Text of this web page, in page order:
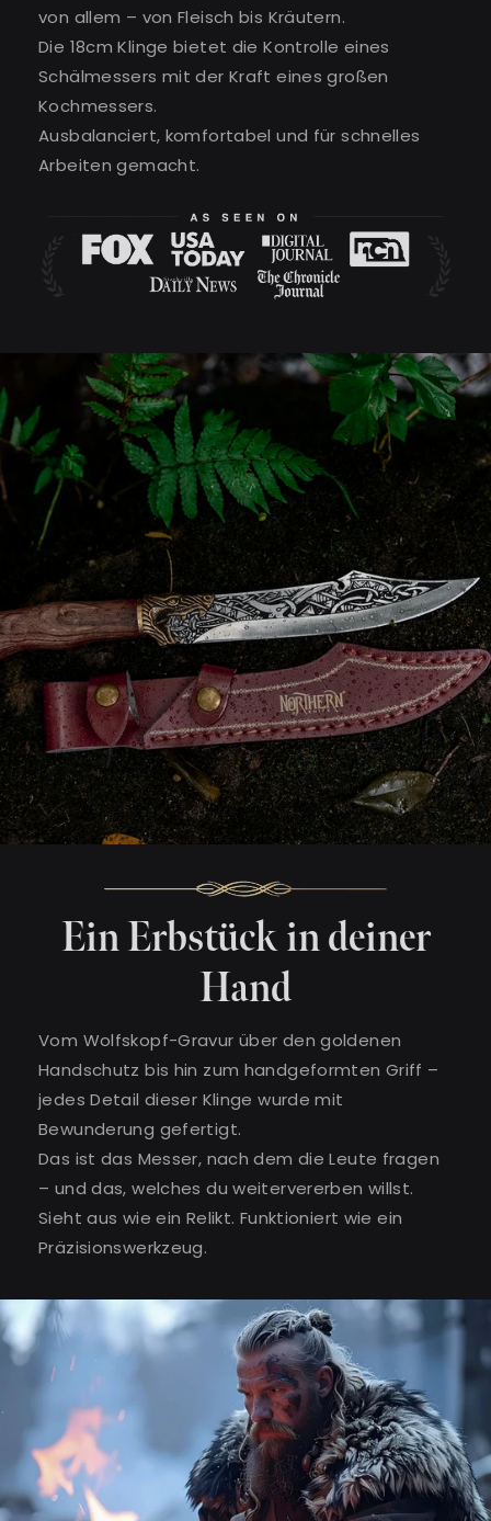
von allem – von Fleisch bis Kräutern.
Die 18cm Klinge bietet die Kontrolle eines
Schälmessers mit der Kraft eines großen
Kochmessers.
Ausbalanciert, komfortabel und für schnelles
Arbeiten gemacht.
Ein Erbstück in deiner
Hand
Vom Wolfskopf-Gravur über den goldenen
Handschutz bis hin zum handgeformten Griff –
jedes Detail dieser Klinge wurde mit
Bewunderung gefertigt.
Das ist das Messer, nach dem die Leute fragen
– und das, welches du weitervererben willst.
Sieht aus wie ein Relikt. Funktioniert wie ein
Präzisionswerkzeug.